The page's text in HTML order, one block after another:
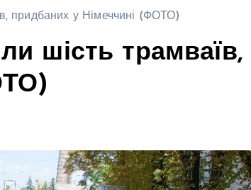
придбаних у Німеччині (ФОТО)
шість трамваїв,